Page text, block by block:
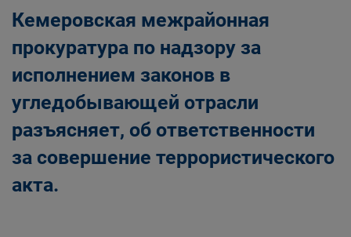
Кемеровская межрайонная
прокуратура по надзору за
исполнением законов в
угледобывающей отрасли
разъясняет, об ответственности
за совершение террористического
акта.